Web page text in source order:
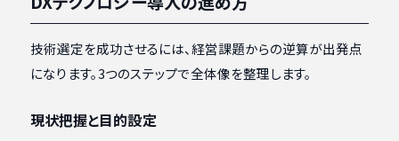
技術選定を成功させるには、経営課題からの逆算が出発点
になります。3つのステップで全体像を整理します。
現状把握と目的設定